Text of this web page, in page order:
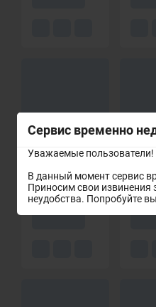
Сервис временно
Уважаемые пользователи!
В данный момент сервис
Приносим свои извинения
неудобства. Попробуйте